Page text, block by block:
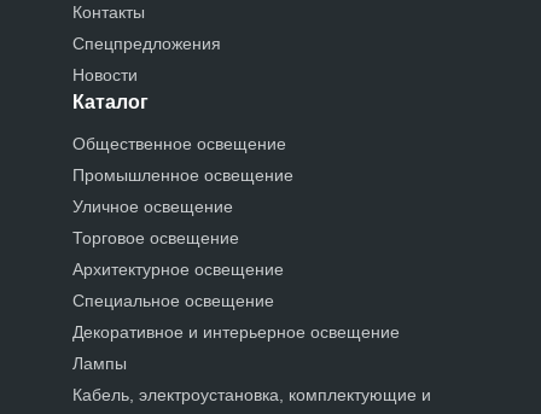
Контакты
Спецпредложения
Новости
Каталог
Общественное освещение
Промышленное освещение
Уличное освещение
Торговое освещение
Архитектурное освещение
Специальное освещение
Декоративное и интерьерное освещение
Лампы
Кабель, электроустановка, комплектующие и